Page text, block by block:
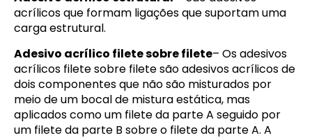
acrílicos que formam ligações que suportam uma
carga estrutural.
Adesivo acrílico filete sobre filete– Os adesivos
acrílicos filete sobre filete são adesivos acrílicos de
dois componentes que não são misturados por
meio de um bocal de mistura estática, mas
aplicados como um filete da parte A seguido por
um filete da parte B sobre o filete da parte A. A